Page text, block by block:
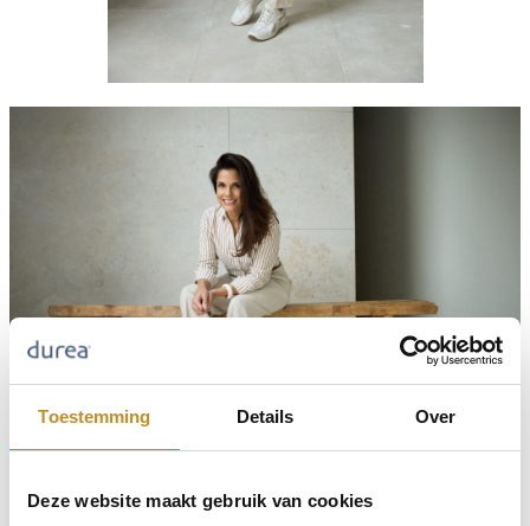
Toestemming Details Over
Deze website maakt gebruik van cookies